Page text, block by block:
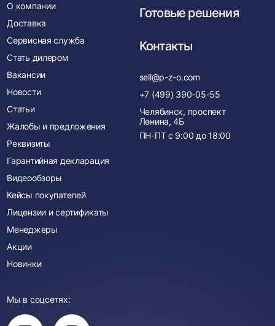
О компании
Доставка
Сервисная служба
Стать дилером
Вакансии
Новости
Статьи
Жалобы и предложения
Реквизиты
Гарантийная декларация
Видеообзоры
Кейсы покупателей
Лицензии и сертификаты
Менеджеры
Акции
Новинки
Готовые решения
Контакты
sell@p-z-o.com
+7 (499) 390-05-55
Челябинск, проспект
Ленина, 4Б
ПН-ПТ с 9:00 до 18:00
Мы в соцсетях:
Вы
Вы